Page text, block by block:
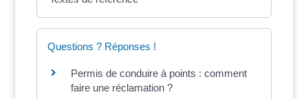
Questions ? Réponses !
Permis de conduire à points : comment
faire une réclamation ?